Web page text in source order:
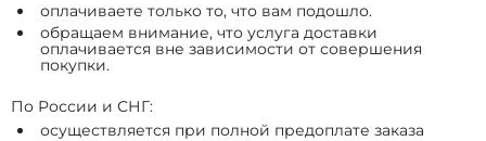
оплачиваете только то, что вам подошло.
обращаем внимание, что услуга доставки
оплачивается вне зависимости от совершения
покупки.
По России и СНГ:
осуществляется при полной предоплате заказа